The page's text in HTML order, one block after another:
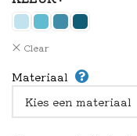
Clear
Materiaal